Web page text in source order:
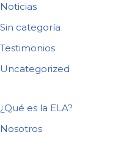
Noticias
Sin categoría
Testimonios
Uncategorized
¿Qué es la ELA?
Nosotros